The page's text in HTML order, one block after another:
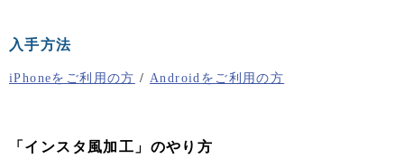
入手方法
iPhoneをご利用の方 /Androidをご利用の方
「インスタ風加工」のやり方